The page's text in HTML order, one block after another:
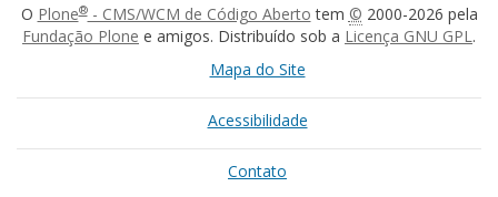
O Plone®- CMS/WCM de Código Aberto tem © 2000-2026 pela
Fundação Plone e amigos. Distribuído sob a Licença GNU GPL.
Mapa do Site
Acessibilidade
Contato